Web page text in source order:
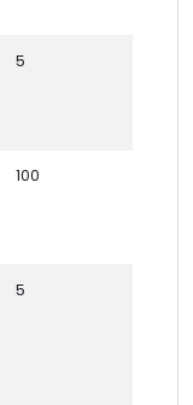
5
100
5